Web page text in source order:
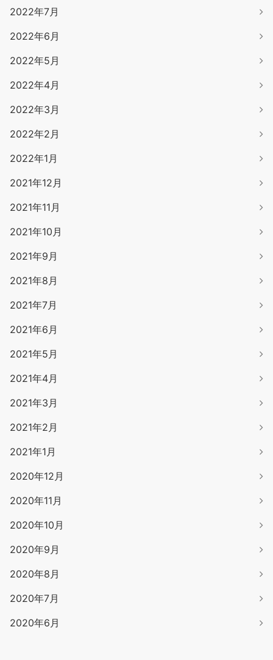
2022年7月
2022年6月
2022年5月
2022年4月
2022年3月
2022年2月
2022年1月
2021年12月
2021年11月
2021年10月
2021年9月
2021年8月
2021年7月
2021年6月
2021年5月
2021年4月
2021年3月
2021年2月
2021年1月
2020年12月
2020年11月
2020年10月
2020年9月
2020年8月
2020年7月
2020年6月